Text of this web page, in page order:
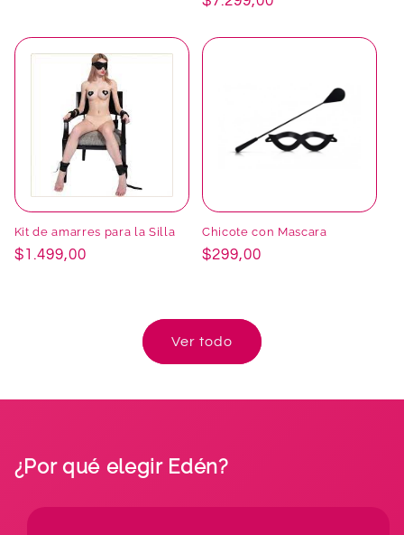
Kit de amarres para la Silla
Precio
$1.499,00
Chicote con Mascara
Precio
$299,00
Ver todo
¿Por qué elegir Edén?